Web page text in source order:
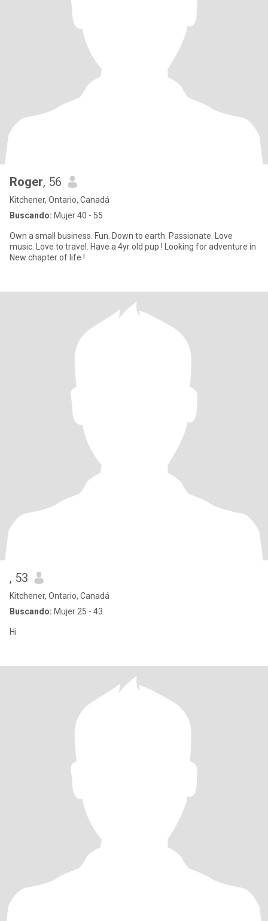
Roger, 56
Kitchener, Ontario, Canadá
Buscando: Mujer 40 - 55
Own a small business. Fun. Down to earth. Passionate. Love
music. Love to travel. Have a 4yr old pup ! Looking for adventure in
New chapter of life !
, 53
Kitchener, Ontario, Canadá
Buscando: Mujer 25 - 43
Hi